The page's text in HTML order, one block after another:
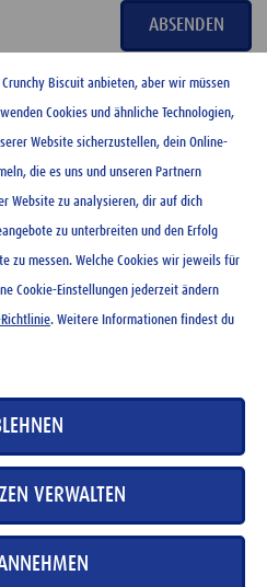
Biscuit anbieten, aber wir müssen
Cookies und ähnliche Technologien,
Website sicherzustellen, dein Online-
die es uns und unseren Partnern
Website zu analysieren, dir auf dich
zu unterbreiten und den Erfolg
zu messen. Welche Cookies wir jeweils für
Cookie-Einstellungen jederzeit ändern
. Weitere Informationen findest du
VERWALTEN